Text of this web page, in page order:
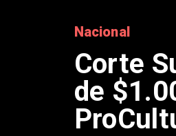
Nacional
de
por